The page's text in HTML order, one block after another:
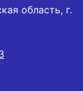
область, г.